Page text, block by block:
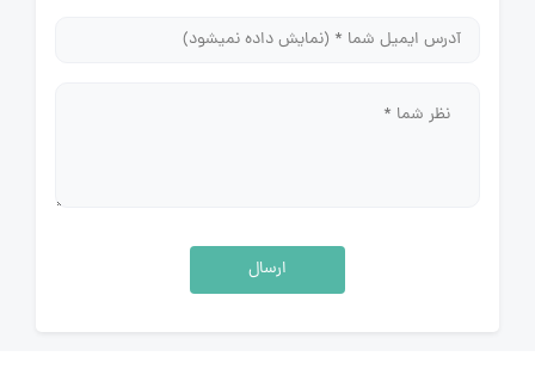
ارسال